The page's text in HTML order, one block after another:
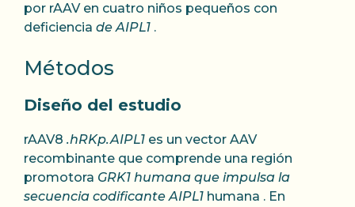
por rAAV en cuatro niños pequeños con
deficiencia de AIPL1 .
Métodos
Diseño del estudio
rAAV8 .hRKp.AIPL1 es un vector AAV
recombinante que comprende una región
promotora GRK1 humana que impulsa la
secuencia codificante AIPL1 humana . En